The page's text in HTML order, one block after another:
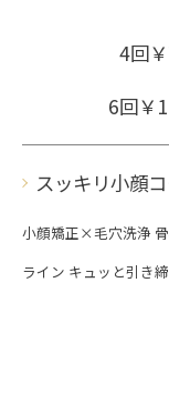
4回
6回￥
スッキリ小顔
小顔矯正×毛穴洗浄
ライン キュッと引き